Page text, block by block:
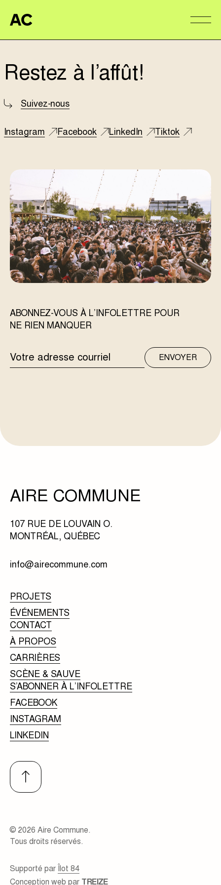
Aire Commune
Restez à l’affût!
Suivez-nous
Instagram Facebook LinkedIn Tiktok
ABONNEZ-VOUS À L’INFOLETTRE POUR
NE RIEN MANQUER
ADRESSE
COURRIEL
ENVOYER
AIRE COMMUNE
107 RUE DE LOUVAIN O.
MONTRÉAL, QUÉBEC
info@airecommune.com
PROJETS
ÉVÉNEMENTS
CONTACT
À PROPOS
CARRIÈRES
SCÈNE & SAUVE
S’ABONNER À L’INFOLETTRE
FACEBOOK
INSTAGRAM
LINKEDIN
© 2026 Aire Commune.
Tous droits réservés.
Supporté parÎlot 84
Conception web par TREIZE